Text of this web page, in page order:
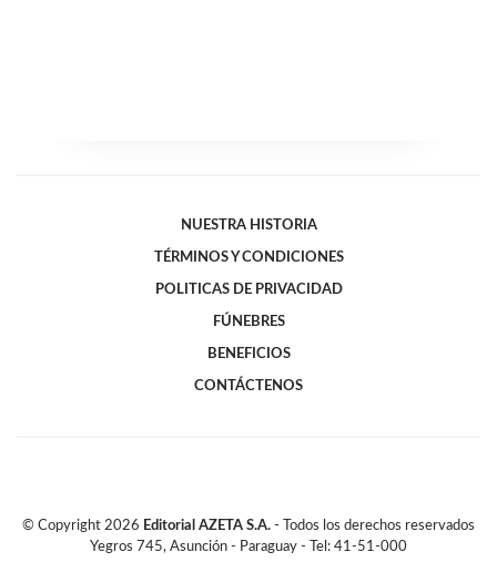
NUESTRA HISTORIA
TÉRMINOS Y CONDICIONES
POLITICAS DE PRIVACIDAD
FÚNEBRES
BENEFICIOS
CONTÁCTENOS
© Copyright 2026 Editorial AZETA S.A. - Todos los derechos reservados
Yegros 745, Asunción - Paraguay - Tel: 41-51-000